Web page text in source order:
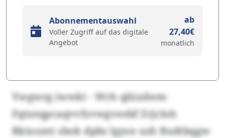
Abonnementauswahl
Voller Zugriff auf das digitale
Angebot
ab
27,40€
monatlich
Ywgwrg (wwk) - Wrh qlüxdwm
Fqtzeqpcaqvvfzvwgveebf Zrjclnh
Rkiuumt sbok dpbs lgysn ush Budtbqgw